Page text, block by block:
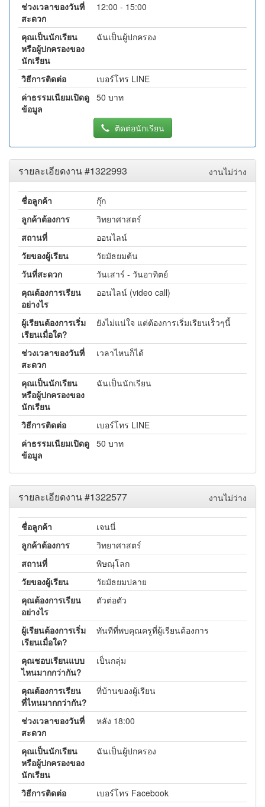
ช่วงเวลาของวันที่
สะดวก
12:00 - 15:00
คุณเป็นนักเรียน
หรือผู้ปกครองของ
นักเรียน
ฉันเป็นผู้ปกครอง
วิธีการติดต่อ
เบอร์โทร LINE
ค่าธรรมเนียมเปิดดู
ข้อมูล
50 บาท
ติดต่อนักเรียน
งานไม่ว่าง
รายละเอียดงาน #1322993
ชื่อลูกค้า
กุ๊ก
ลูกค้าต้องการ
วิทยาศาสตร์
สถานที่
ออนไลน์
วัยของผู้เรียน
วัยมัธยมต้น
วันที่สะดวก
วันเสาร์ - วันอาทิตย์
คุณต้องการเรียน
อย่างไร
ออนไลน์ (video call)
ผู้เรียนต้องการเริ่ม
เรียนเมื่อใด?
ยังไม่แน่ใจ แต่ต้องการเริ่มเรียนเร็วๆนี้
ช่วงเวลาของวันที่
สะดวก
เวลาไหนก็ได้
คุณเป็นนักเรียน
หรือผู้ปกครองของ
นักเรียน
ฉันเป็นนักเรียน
วิธีการติดต่อ
เบอร์โทร LINE
ค่าธรรมเนียมเปิดดู
ข้อมูล
50 บาท
งานไม่ว่าง
รายละเอียดงาน #1322577
ชื่อลูกค้า
เจนนี่
ลูกค้าต้องการ
วิทยาศาสตร์
สถานที่
พิษณุโลก
วัยของผู้เรียน
วัยมัธยมปลาย
คุณต้องการเรียน
อย่างไร
ตัวต่อตัว
ผู้เรียนต้องการเริ่ม
เรียนเมื่อใด?
ทันทีที่พบคุณครูที่ผู้เรียนต้องการ
คุณชอบเรียนแบบ
ไหนมากกว่ากัน?
เป็นกลุ่ม
คุณต้องการเรียน
ที่ไหนมากกว่ากัน?
ที่บ้านของผู้เรียน
ช่วงเวลาของวันที่
สะดวก
หลัง 18:00
คุณเป็นนักเรียน
หรือผู้ปกครองของ
นักเรียน
ฉันเป็นผู้ปกครอง
วิธีการติดต่อ
เบอร์โทร Facebook